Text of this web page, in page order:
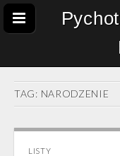
TAG: NARODZENIE
LISTY